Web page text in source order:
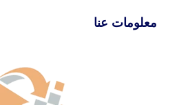
معلومات عنا